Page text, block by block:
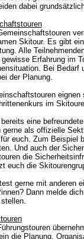
dabei
Skitour. Es gibt
Alle
Erfahrung im
Bei Bedarf
der Planung.
im
eine
gerne als offizielle
euch. Zum Beispiel
Und auch der
die
euch die
gerne mit anderen
Dann melde
die Planung,